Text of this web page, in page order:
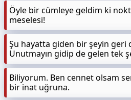
Öyle bir cümleye geldim ki
meselesi!
Şu hayatta giden bir şeyin geri
Unutmayın gidip de gelen tek
Biliyorum. Ben cennet olsam
bir inat uğruna.